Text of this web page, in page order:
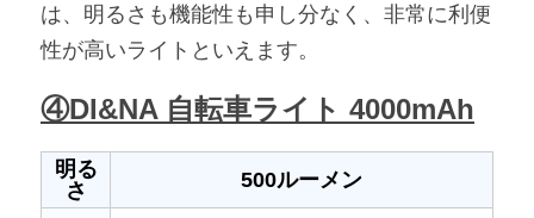
は、明るさも機能性も申し分なく、非常に利便
性が高いライトといえます。
④DI&NA 自転車ライト 4000mAh
明る
さ
500ルーメン